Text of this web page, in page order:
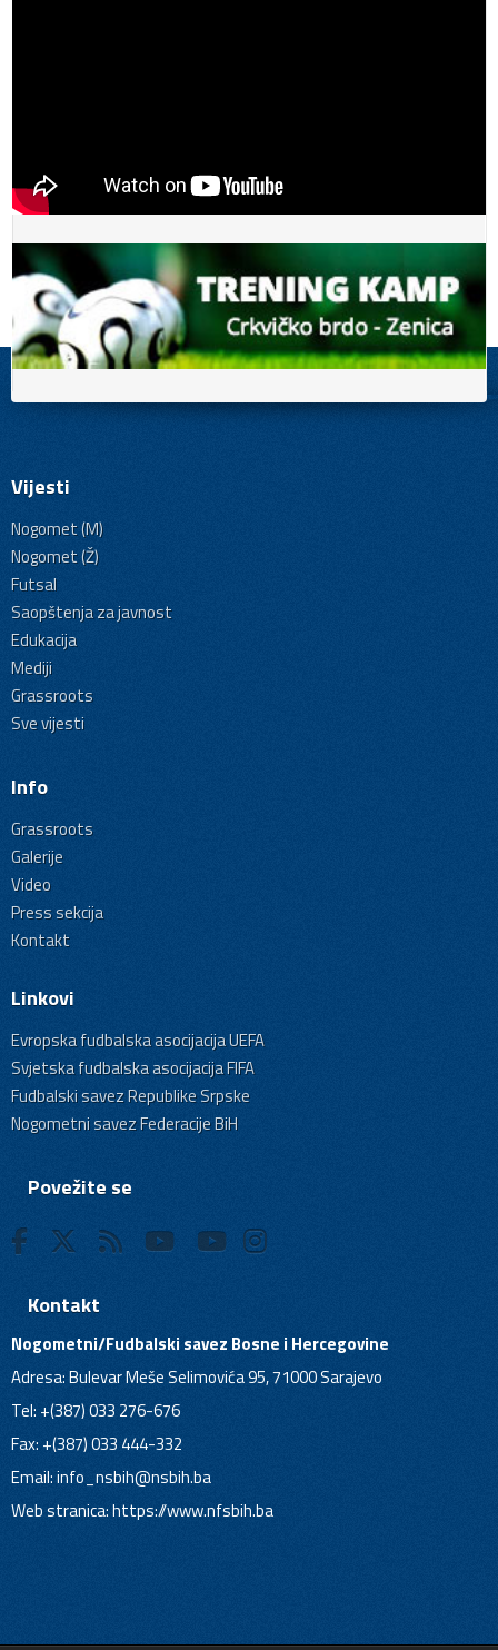
Vijesti
Nogomet (M)
Nogomet (Ž)
Futsal
Saopštenja za javnost
Edukacija
Mediji
Grassroots
Sve vijesti
Info
Grassroots
Galerije
Video
Press sekcija
Kontakt
Linkovi
Evropska fudbalska asocijacija UEFA
Svjetska fudbalska asocijacija FIFA
Fudbalski savez Republike Srpske
Nogometni savez Federacije BiH
Povežite se
Kontakt
Nogometni/Fudbalski savez Bosne i Hercegovine
Adresa: Bulevar Meše Selimovića 95, 71000 Sarajevo
Tel: +(387) 033 276-676
Fax: +(387) 033 444-332
Email:info_nsbih@nsbih.ba
Web stranica: https://www.nfsbih.ba